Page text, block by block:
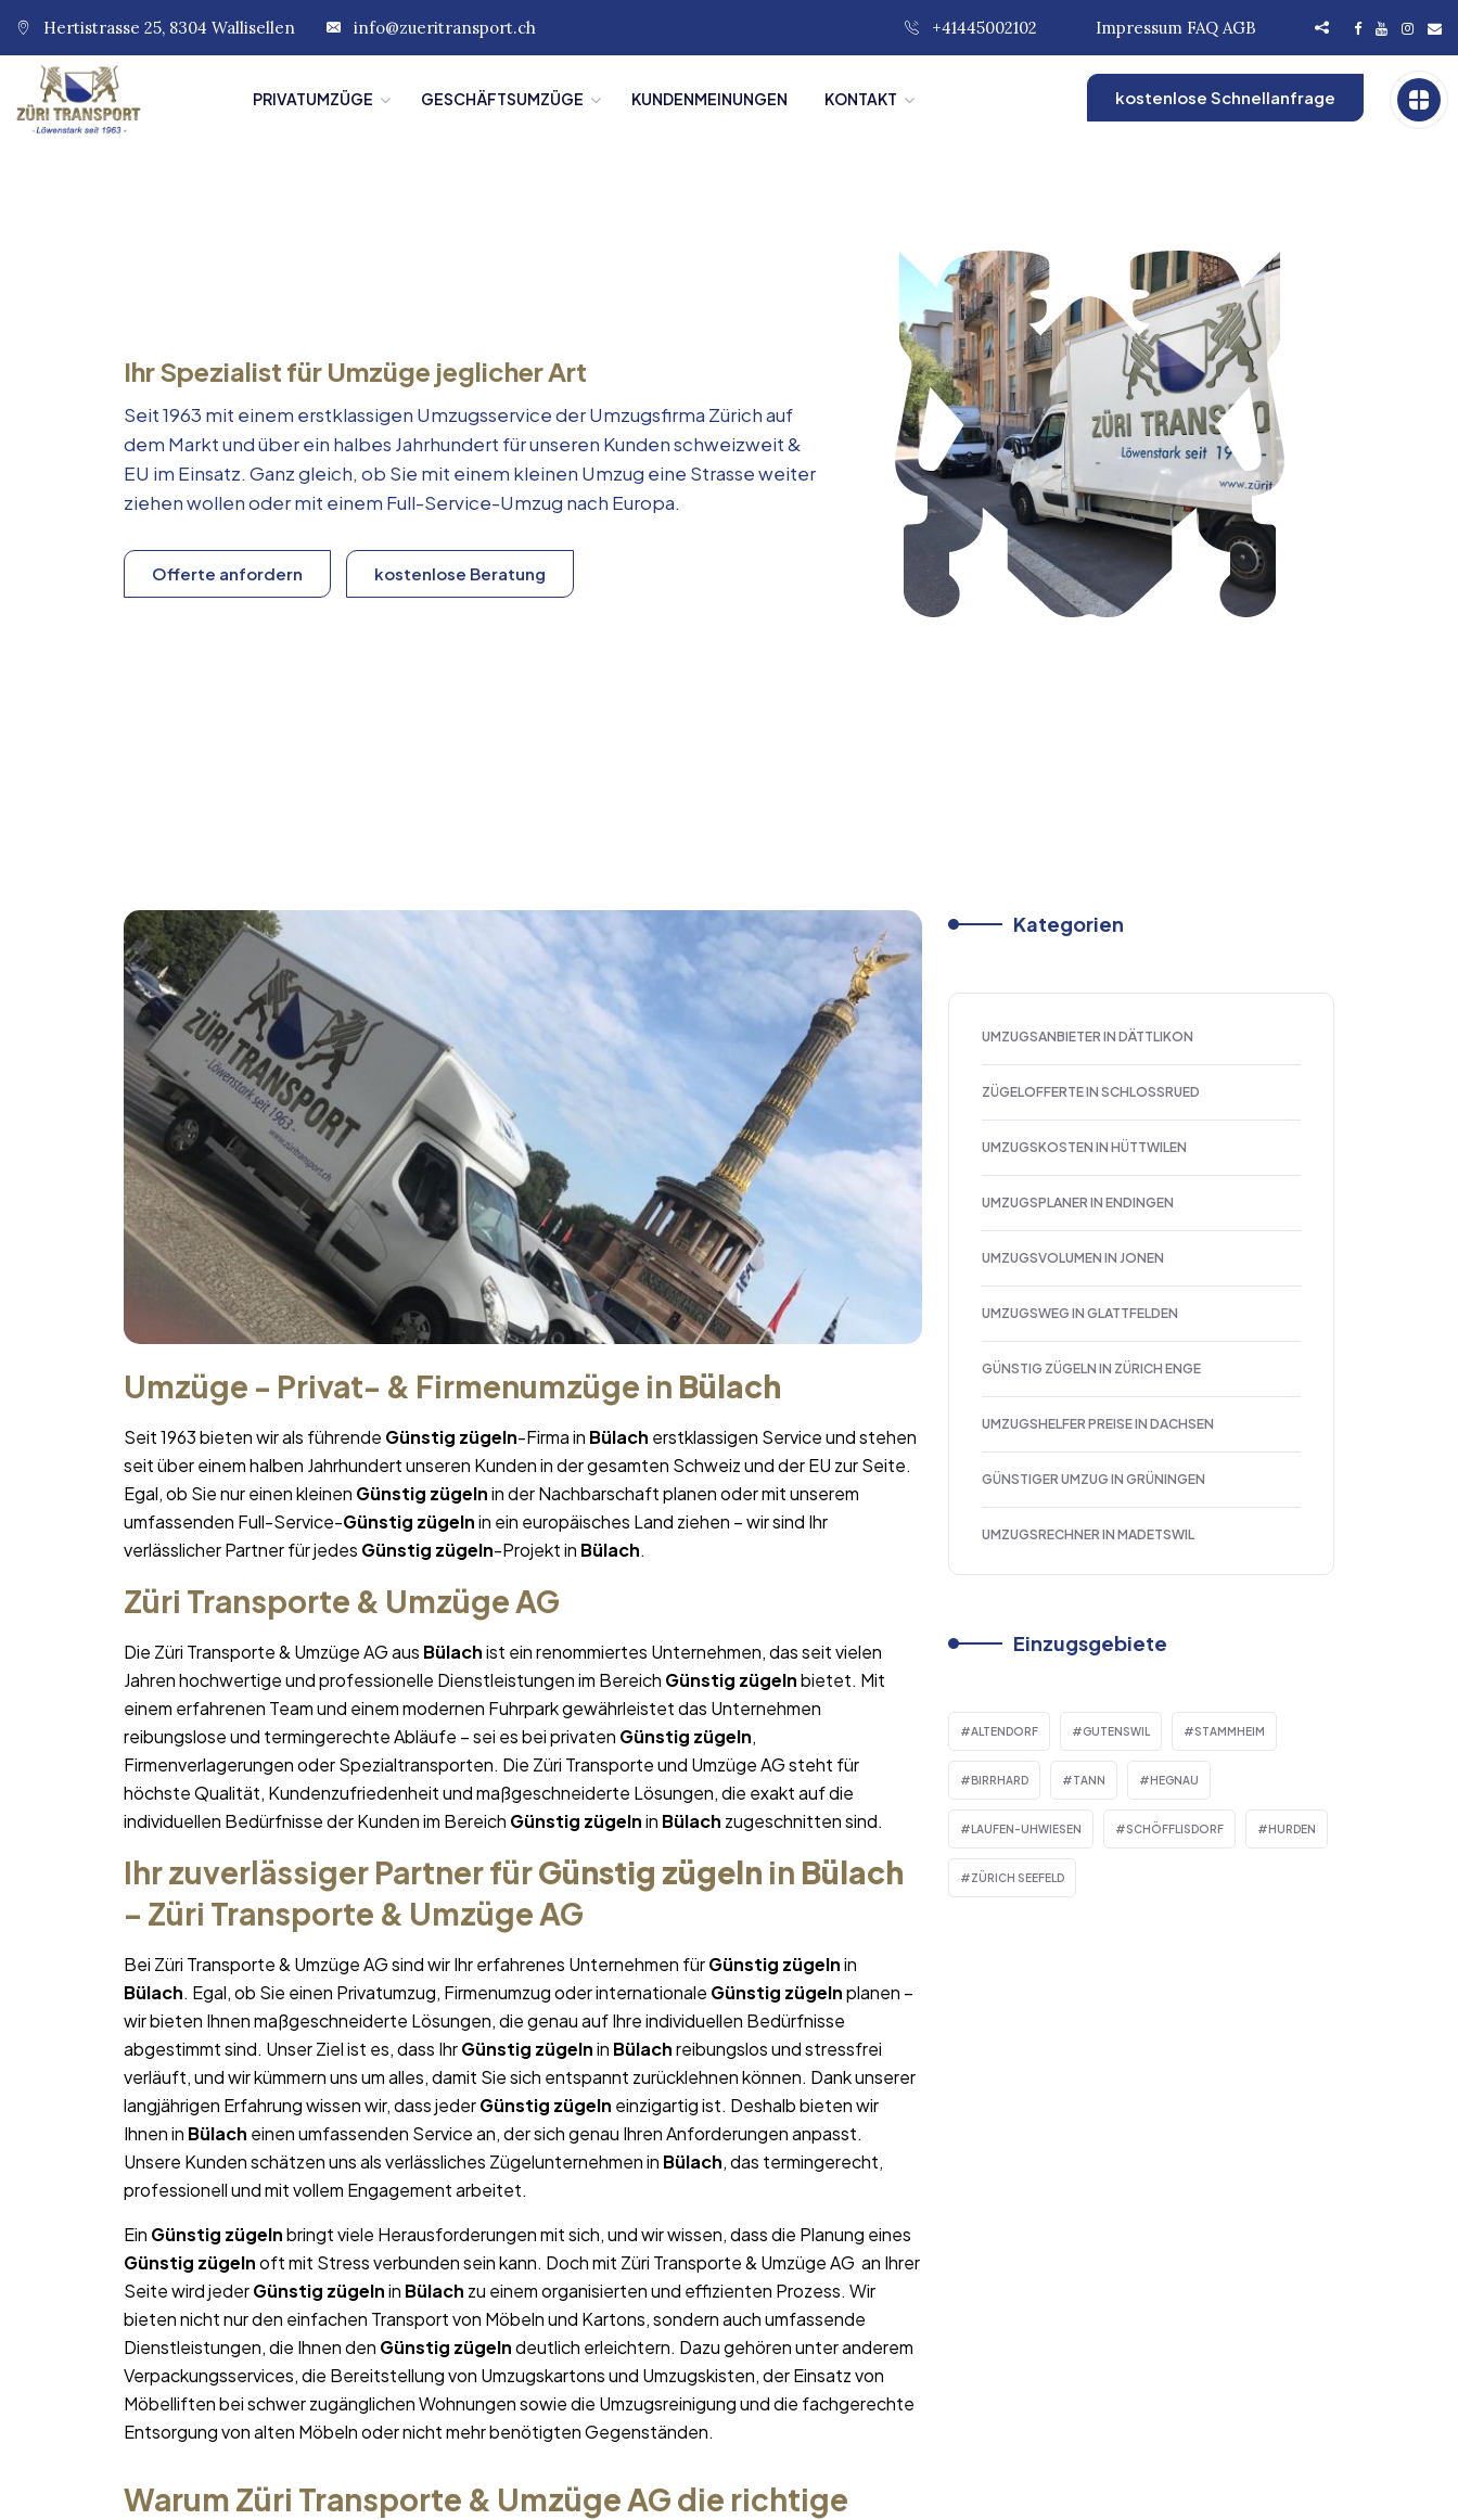
Hertistrasse 25, 8304 Wallisellen info@zueritransport.ch +41445002102 Impressum FAQ AGB
PRIVATUMZÜGE GESCHÄFTSUMZÜGE KUNDENMEINUNGEN KONTAKT kostenlose Schnellanfrage
Ihr Spezialist für Umzüge jeglicher Art
Seit 1963 mit einem erstklassigen Umzugsservice der Umzugsfirma Zürich auf
dem Markt und über ein halbes Jahrhundert für unseren Kunden schweizweit &
EU im Einsatz. Ganz gleich, ob Sie mit einem kleinen Umzug eine Strasse weiter
ziehen wollen oder mit einem Full-Service-Umzug nach Europa.
Offerte anfordern kostenlose Beratung
Umzüge - Privat- & Firmenumzüge in Bülach
Seit 1963 bieten wir als führende Günstig zügeln-Firma in Bülach erstklassigen Service und stehen
seit über einem halben Jahrhundert unseren Kunden in der gesamten Schweiz und der EU zur Seite.
Egal, ob Sie nur einen kleinen Günstig zügelnin der Nachbarschaft planen oder mit unserem
umfassenden Full-Service-Günstig zügelnin ein europäisches Land ziehen – wir sind Ihr
verlässlicher Partner für jedes Günstig zügeln-Projekt in Bülach.
Züri Transporte & Umzüge AG
Die Züri Transporte & Umzüge AG aus Bülachist ein renommiertes Unternehmen, das seit vielen
Jahren hochwertige und professionelle Dienstleistungen im Bereich Günstig zügelnbietet. Mit
einem erfahrenen Team und einem modernen Fuhrpark gewährleistet das Unternehmen
reibungslose und termingerechte Abläufe – sei es bei privaten Günstig zügeln,
Firmenverlagerungen oder Spezialtransporten. Die Züri Transporte und Umzüge AG steht für
höchste Qualität, Kundenzufriedenheit und maßgeschneiderte Lösungen, die exakt auf die
individuellen Bedürfnisse der Kunden im Bereich Günstig zügelnin Bülach zugeschnitten sind.
Ihr zuverlässiger Partner fürGünstig zügeln in Bülach
– Züri Transporte & Umzüge AG
Bei Züri Transporte & Umzüge AG sind wir Ihr erfahrenes Unternehmen fürGünstig zügelnin
Bülach. Egal, ob Sie einen Privatumzug, Firmenumzug oder internationale Günstig zügelnplanen –
wir bieten Ihnen maßgeschneiderte Lösungen, die genau auf Ihre individuellen Bedürfnisse
abgestimmt sind. Unser Ziel ist es, dass IhrGünstig zügelnin Bülachreibungslos und stressfrei
verläuft, und wir kümmern uns um alles, damit Sie sich entspannt zurücklehnen können. Dank unserer
langjährigen Erfahrung wissen wir, dass jederGünstig zügeln einzigartig ist. Deshalb bieten wir
Ihnen in Bülach einen umfassenden Service an, der sich genau Ihren Anforderungen anpasst.
Unsere Kunden schätzen uns als verlässliches Zügelunternehmen in Bülach, das termingerecht,
professionell und mit vollem Engagement arbeitet.
Ein Günstig zügelnbringt viele Herausforderungen mit sich, und wir wissen, dass die Planung eines
Günstig zügelnoft mit Stress verbunden sein kann. Doch mit Züri Transporte & Umzüge AG an Ihrer
Seite wird jederGünstig zügelnin Bülach zu einem organisierten und effizienten Prozess. Wir
bieten nicht nur den einfachen Transport von Möbeln und Kartons, sondern auch umfassende
Dienstleistungen, die Ihnen den Günstig zügelndeutlich erleichtern. Dazu gehören unter anderem
Verpackungsservices, die Bereitstellung von Umzugskartons und Umzugskisten, der Einsatz von
Möbelliften bei schwer zugänglichen Wohnungen sowie die Umzugsreinigung und die fachgerechte
Entsorgung von alten Möbeln oder nicht mehr benötigten Gegenständen.
Warum Züri Transporte & Umzüge AG die richtige
Kategorien
UMZUGSANBIETER IN DÄTTLIKON
ZÜGELOFFERTE IN SCHLOSSRUED
UMZUGSKOSTEN IN HÜTTWILEN
UMZUGSPLANER IN ENDINGEN
UMZUGSVOLUMEN IN JONEN
UMZUGSWEG IN GLATTFELDEN
GÜNSTIG ZÜGELN IN ZÜRICH ENGE
UMZUGSHELFER PREISE IN DACHSEN
GÜNSTIGER UMZUG IN GRÜNINGEN
UMZUGSRECHNER IN MADETSWIL
Einzugsgebiete
ALTENDORF GUTENSWIL STAMMHEIM
BIRRHARD TANN HEGNAU
LAUFEN-UHWIESEN SCHÖFFLISDORF HURDEN
ZÜRICH SEEFELD